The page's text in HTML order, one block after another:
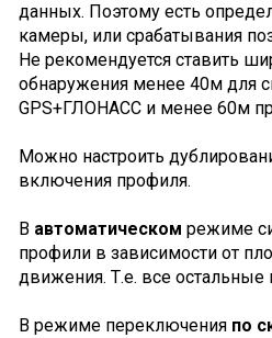
данных. Поэтому есть
камеры, или срабатывания
Не рекомендуется ставить
обнаружения менее 40м для
GPS+ГЛОНАСС и менее 60м
Можно настроить
включения профиля.
В автоматическом режиме
профили в зависимости от
движения. Т.е. все остальные
В режиме переключения по